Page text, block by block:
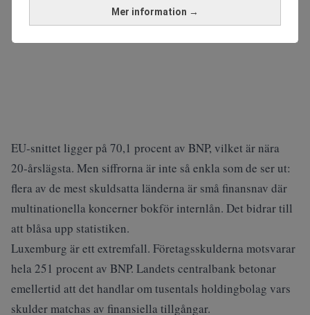
Mer information →
EU‑snittet ligger på 70,1 procent av BNP, vilket är nära
20‑årslägsta. Men siffrorna är inte så enkla som de ser ut:
flera av de mest skuldsatta länderna är små finansnav där
multinationella koncerner bokför internlån. Det bidrar till
att blåsa upp statistiken.
Luxemburg är ett extremfall. Företagsskulderna motsvarar
hela 251 procent av BNP. Landets centralbank betonar
emellertid att det handlar om tusentals holdingbolag vars
skulder matchas av finansiella tillgångar.